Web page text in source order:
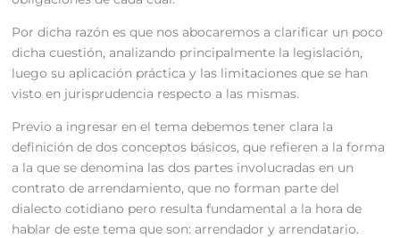
Por dicha razón es que nos abocaremos a clarificar un poco
dicha cuestión, analizando principalmente la legislación,
luego su aplicación práctica y las limitaciones que se han
visto en jurisprudencia respecto a las mismas.
Previo a ingresar en el tema debemos tener clara la
definición de dos conceptos básicos, que refieren a la forma
a la que se denomina las dos partes involucradas en un
contrato de arrendamiento, que no forman parte del
dialecto cotidiano pero resulta fundamental a la hora de
hablar de este tema que son: arrendador y arrendatario.